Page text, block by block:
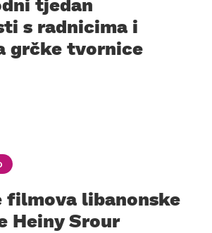
s radnicima i
grčke tvornice
filmova libanonske
Heiny Srour